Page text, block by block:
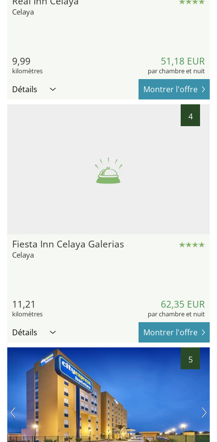
Celaya
9,99
kilomètres
51,18 EUR
par chambre et nuit
Détails Montrer l'offre
4
Fiesta Inn Celaya Galerias
Celaya
11,21
kilomètres
62,35 EUR
par chambre et nuit
Détails Montrer l'offre
5